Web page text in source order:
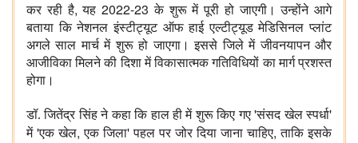
कर रही है,यह 2022-23के शुरू में पूरी हो जाएगी। उन्होंने आगे
बताया कि नेशनल इंस्टीट्यूट ऑफ हाई एल्टीट्यूड मेडिसिनल प्लांट
अगले साल मार्च में शुरू हो जाएगा। इससे जिले में जीवनयापन और
आजीविका मिलने की दिशा में विकासात्मक गतिविधियों का मार्ग प्रशस्त
होगा।
डॉ. जितेंद्र सिंह ने कहा कि हाल ही में शुरू किए गए'संसद खेल स्पर्धा'
में 'एक खेल,एक जिला'पहल पर जोर दिया जाना चाहिए,ताकि इसके